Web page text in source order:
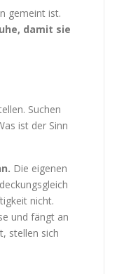
gemeint ist.
damit sie
Suchen
ist der Sinn
Die eigenen
nicht.
und fängt an
stellen sich